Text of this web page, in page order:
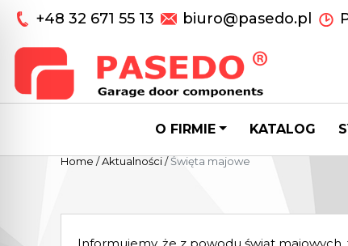
+48 32 671 55 13 biuro@pasedo.pl
O FIRMIE KATALOG
Home /Aktualności/Święta majowe